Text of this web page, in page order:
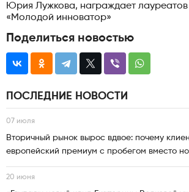
Юрия Лужкова, награждает
«Молодой инноватор»
Поделиться новостью
ПОСЛЕДНИЕ НОВОСТИ
07 июля
Вторичный рынок вырос вдвое: почему
европейский премиум с пробегом вместо
20 июня